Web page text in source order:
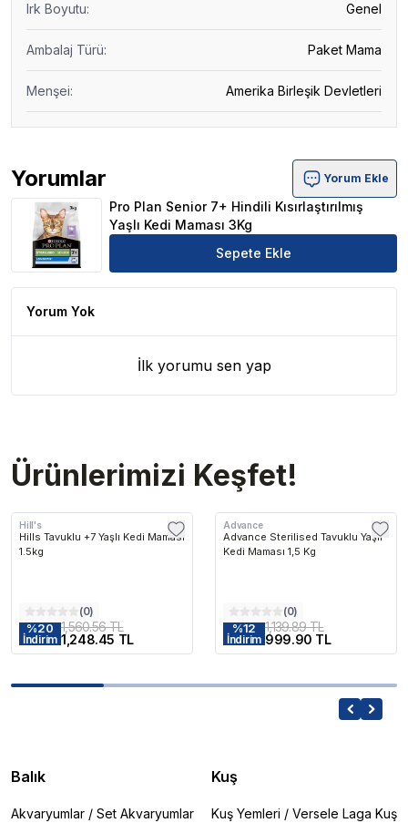
Irk Boyutu: Genel
Ambalaj Türü: Paket Mama
Menşei: Amerika Birleşik Devletleri
Yorumlar
Pro Plan Senior 7+ Hindili Kısırlaştırılmış Yaşlı Kedi
Yorum Ekle
Pro Plan Senior 7+ Hindili Kısırlaştırılmış
Yaşlı Kedi Maması 3Kg
Sepete Ekle
Yorum Yok
İlk yorumu sen yap
Ürünlerimizi Keşfet!
Hill's
Hills Tavuklu +7 Yaşlı Kedi Maması
1.5kg
(0)
%20
İndirim
1,560.56 TL
1,248.45 TL
Advance
Advance Sterilised Tavuklu Yaşlı
Kedi Maması 1,5 Kg
(0)
%12
İndirim
1,139.89 TL
999.90 TL
Balık
Akvaryumlar / Set Akvaryumlar
Kuş
Kuş Yemleri / Versele Laga Kuş